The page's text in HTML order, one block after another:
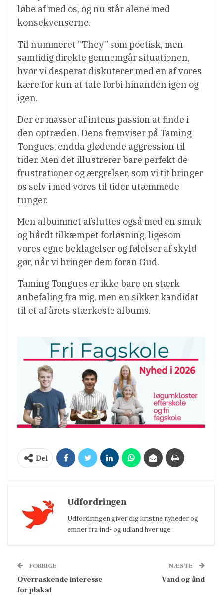
løbe af med os, og nu står alene med
konsekvenserne.
Til nummeret ”They” som poetisk, men
samtidig direkte gennemgår situationen,
hvor vi desperat diskuterer med en af vores
kære for kun at tale forbi hinanden igen og
igen.
Der er masser af intens passion at finde i
den optræden, Dens fremviser på Taming
Tongues, endda glødende aggression til
tider. Men det illustrerer bare perfekt de
frustrationer og ærgrelser, som vi tit bringer
os selv i med vores til tider utæmmede
tunger.
Men albummet afsluttes også med en smuk
og hårdt tilkæmpet forløsning, ligesom
vores egne beklagelser og følelser af skyld
gør, når vi bringer dem foran Gud.
Taming Tongues er ikke bare en stærk
anbefaling fra mig, men en sikker kandidat
til et af årets stærkeste albums.
Del
Udfordringen
Udfordringen giver dig kristne nyheder og
emner fra ind- og udland hver uge.
FORRIGE
Overraskende interesse
for plakat
NÆSTE
Vand og ånd